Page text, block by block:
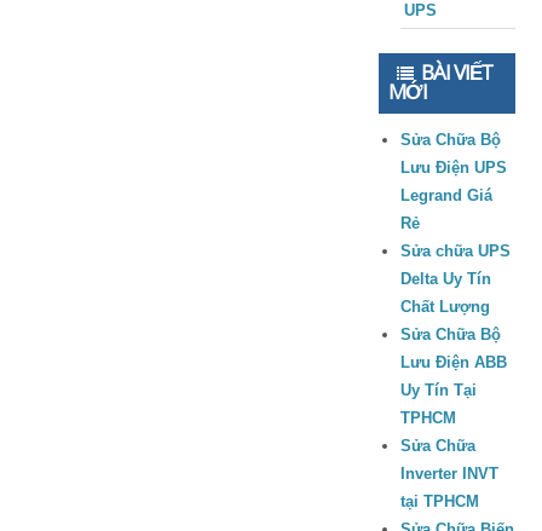
UPS
BÀI VIẾT
MỚI
Sửa Chữa Bộ
Lưu Điện UPS
Legrand Giá
Rẻ
Sửa chữa UPS
Delta Uy Tín
Chất Lượng
Sửa Chữa Bộ
Lưu Điện ABB
Uy Tín Tại
TPHCM
Sửa Chữa
Inverter INVT
tại TPHCM